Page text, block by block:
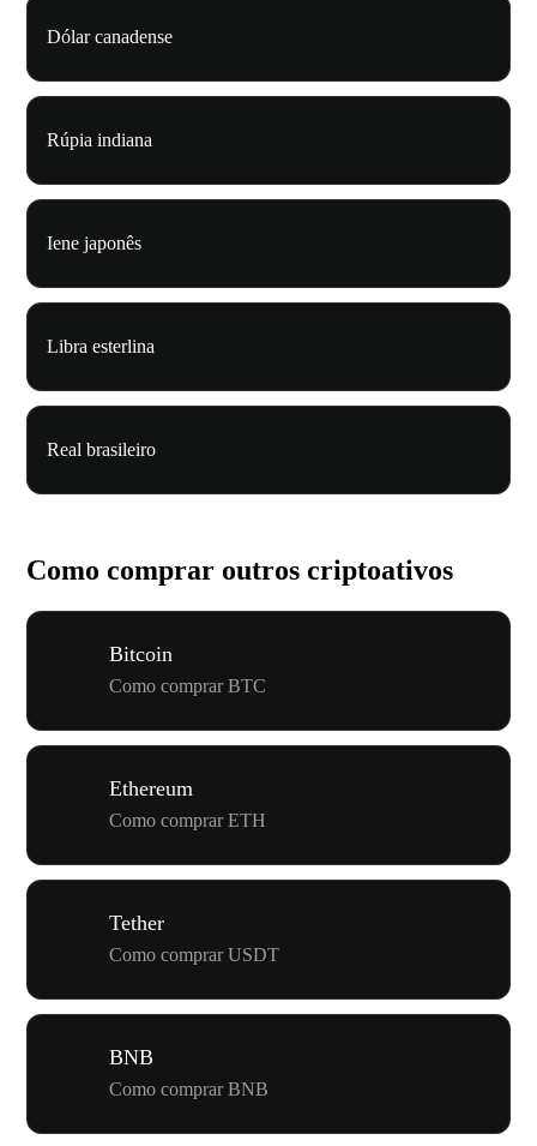
Dólar canadense
Rúpia indiana
Iene japonês
Libra esterlina
Real brasileiro
Como comprar outros criptoativos
Bitcoin
Como comprar BTC
Ethereum
Como comprar ETH
Tether
Como comprar USDT
BNB
Como comprar BNB